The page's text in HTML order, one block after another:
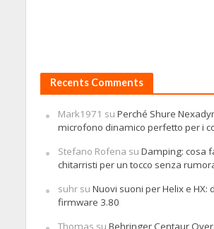
Recents Comments
Mark1971 su Perché Shure
microfono dinamico perfetto per i
Stefano Rofena su Damping: cosa
chitarristi per un tocco senza
suhrsu Nuovi suoni per Helix e HX:
firmware 3.80
Thomas su Behringer Centaur